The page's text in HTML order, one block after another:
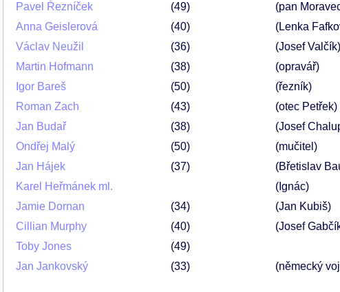
Pavel Řezníček
49
(pan
Anna Geislerová
40
(Lenka
Václav Neužil
36
(Josef Valčík)
Martin Hofmann
38
(opravář)
Igor Bareš
50
(řezník)
Roman Zach
43
(otec Petřek)
Jan Budař
38
(Josef
Ondřej Malý
50
(mučitel)
Jan Hájek
37
(Břetislav
Karel Heřmánek ml.
(Ignác)
Jamie Dornan
34
(Jan Kubiš)
Cillian Murphy
40
(Josef
Toby Jones
49
Jan Jankovský
33 (německý